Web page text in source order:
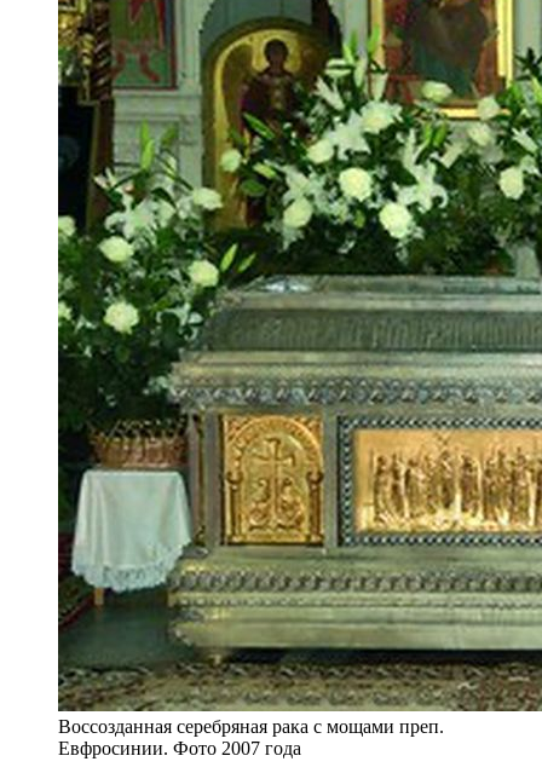
Воссозданная серебряная рака с мощами преп.
Евфросинии. Фото 2007 года